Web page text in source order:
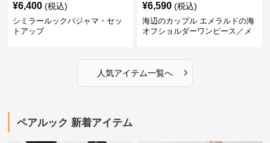
¥6,400 (税込)
シミラールックパジャマ・セッ
トアップ
¥6,590 (税込)
海辺のカップル エメラルドの海
オフショルダーワンピース／メ
人気アイテム一覧へ ›
ペアルック 新着アイテム